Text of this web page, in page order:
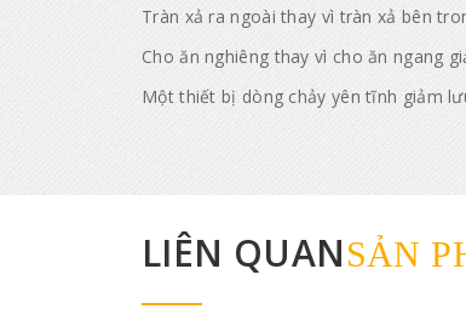
Tràn xả ra ngoài thay vì tràn xả bên
Cho ăn nghiêng thay vì cho ăn ngang
Một thiết bị dòng chảy yên tĩnh giảm
LIÊN QUANSẢN